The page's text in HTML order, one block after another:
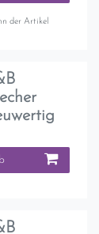
der Artikel